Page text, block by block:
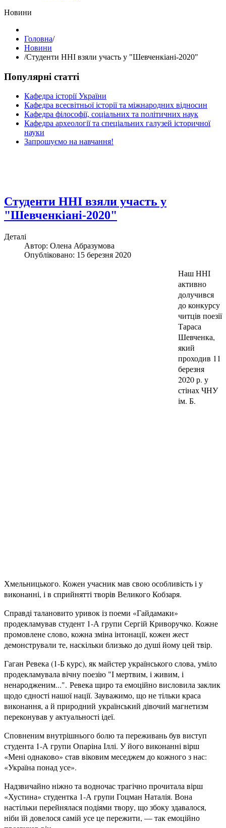
Hовини
Головна/
Hовини
/Студенти ННІ взяли участь у "Шевченкіані-2020"
Популярні статті
Кафедра історії України
Кафедра всесвітньої історії та міжнародних відносин
Кафедра філософії, соціальних та політичних наук
Кафедра археології та спеціальних галузей історичної
науки
Запрошуємо на навчання!
Студенти ННІ взяли участь у
"Шевченкіані-2020"
Деталі
Автор: Олена Абразумова
Опубліковано: 15 березня 2020
Наш ННІ
активно
долучився
до конкурсу
читців поезії
Тараса
Шевченка,
який
проходив 11
березня
2020 р. у
стінах ЧНУ
ім. Б.
Хмельницького. Кожен учасник мав свою особливість і у
виконанні, і в сприйнятті творів Великого Кобзаря.
Справді талановито уривок із поеми «Гайдамаки»
продекламував студент 1-А групи Сергій Криворучко. Кожне
промовлене слово, кожна зміна інтонації, кожен жест
демонстрували те, наскільки близько до душі йому цей твір.
Гаган Ревека (1-Б курс), як майстер українського слова, уміло
продекламувала вічну поезію "І мертвим, і живим, і
ненародженим...". Ревека щиро та емоційно висловила заклик
щодо єдності нашої нації. Зауважимо, що не тільки краса
виконання, а й природний український дівочий магнетизм
переконував у актуальності ідеї.
Сповненим внутрішнього болю та переживань був виступ
студента 1-А групи Опаріна Іллі. У його виконанні вірш
«Мені однаково» став віковим меседжем до кожного з нас:
«Україна понад усе».
Надзвичайно ніжно та водночас трагічно прочитала вірш
«Хустина» студентка 1-А групи Гоцман Наталія. Вона
настільки перейнялася подіями твору, що збоку здавалося,
ніби їй довелося самій усе це пережити, — так емоційно